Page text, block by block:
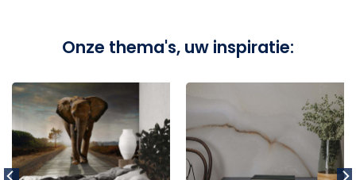
Onze thema's, uw inspiratie: